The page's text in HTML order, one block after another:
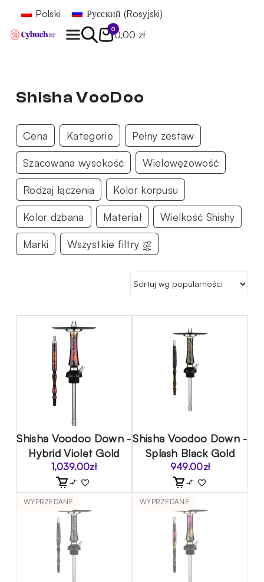
Polski Русский (Rosyjski)
0
0,00 zł
Shisha VooDoo
Cena Kategorie Pełny zestaw
Szacowana wysokość Wielowężowość
Rodzaj łączenia Kolor korpusu
Kolor dzbana Materiał Wielkość Shishy
Marki Wszystkie filtry
Shisha Voodoo Down -
Hybrid Violet Gold
1,039.00zł
Shisha Voodoo Down -
Splash Black Gold
949.00zł
WYPRZEDANE WYPRZEDANE